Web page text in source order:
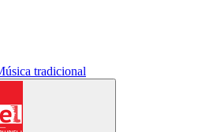
tradicional